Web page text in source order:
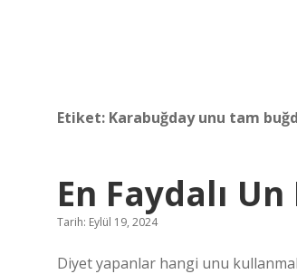
Etiket: Karabuğday unu tam
En Faydalı
Tarih: Eylül 19, 2024
Diyet yapanlar hangi unu